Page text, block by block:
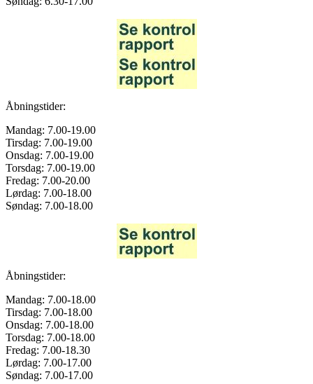
Åbningstider:
Mandag: 7.00-19.00
Tirsdag: 7.00-19.00
Onsdag: 7.00-19.00
Torsdag: 7.00-19.00
Fredag: 7.00-20.00
Lørdag: 7.00-18.00
Søndag: 7.00-18.00
Åbningstider:
Mandag: 7.00-18.00
Tirsdag: 7.00-18.00
Onsdag: 7.00-18.00
Torsdag: 7.00-18.00
Fredag: 7.00-18.30
Lørdag: 7.00-17.00
Søndag: 7.00-17.00